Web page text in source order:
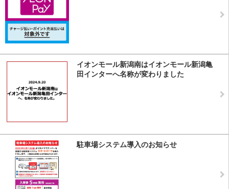
イオンモール新潟南はイオンモール新潟亀
田インターへ名称が変わりました
駐車場システム導入のお知らせ